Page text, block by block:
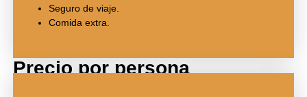
Seguro de viaje.
Comida extra.
Precio por persona